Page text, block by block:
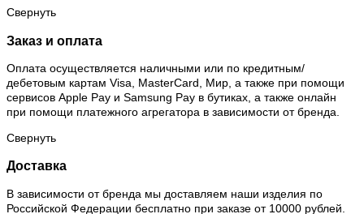
Свернуть
Заказ и оплата
Оплата осуществляется наличными или по кредитным/
дебетовым картам Visa, MasterCard, Мир, а также при помощи
сервисов Apple Pay и Samsung Pay в бутиках, а также онлайн
при помощи платежного агрегатора в зависимости от бренда.
Свернуть
Доставка
В зависимости от бренда мы доставляем наши изделия по
Российской Федерации бесплатно при заказе от 10000 рублей.